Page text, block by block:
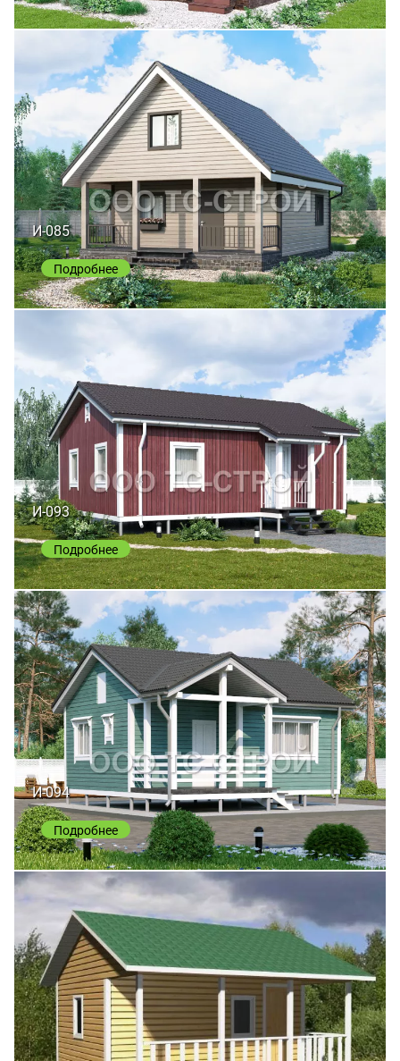
И-085
Подробнее
И-093
Подробнее
И-094
Подробнее